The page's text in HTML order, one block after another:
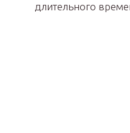
длительного